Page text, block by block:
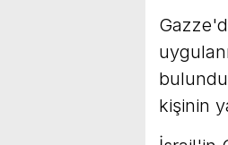
kişinin